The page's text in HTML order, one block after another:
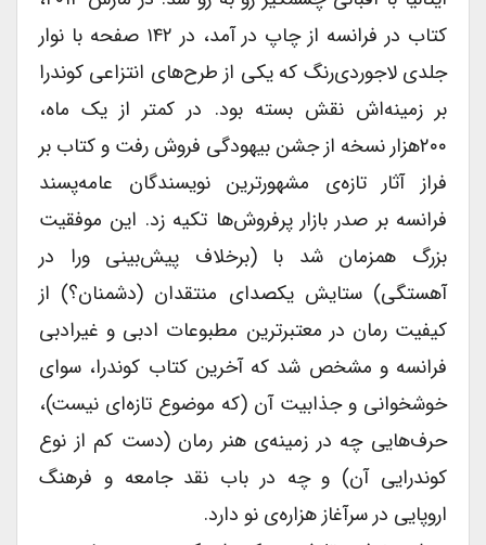
کتاب در فرانسه از چاپ در آمد، در ۱۴۲ صفحه با نوار
جلدی لاجوردی‌رنگ که یکی از طرح‌های انتزاعی کوندرا
بر زمینه‌اش نقش بسته بود. در کمتر از یک ماه،
۲۰۰هزار نسخه از جشن بیهودگی فروش رفت و کتاب بر
فراز آثار تازه‌ی مشهورترین نویسندگان عامه‌پسند
فرانسه بر صدر بازار پرفروش‌ها تکیه زد. این موفقیت
بزرگ همزمان شد با (برخلاف پیش‌بینی ورا در
آهستگی) ستایش یکصدای منتقدان (دشمنان؟) از
کیفیت رمان در معتبرترین مطبوعات ادبی و غیرادبی
فرانسه و مشخص شد که آخرین کتاب کوندرا، سوای
خوشخوانی و جذابیت آن (که موضوع تازه‌ای نیست)،
حرف‌هایی چه در زمینه‌ی هنر رمان (دست کم از نوع
کوندرایی آن) و چه در باب نقد جامعه و فرهنگ
اروپایی در سرآغاز هزاره‌ی نو دارد.